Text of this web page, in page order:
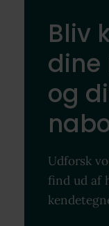
Bliv
dine
og
Udforsk
find ud af